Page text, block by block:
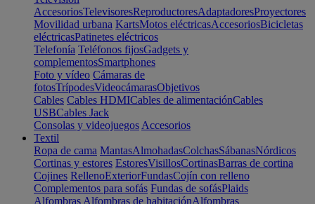
AccesoriosTelevisoresReproductoresAdaptadoresProyectores
Movilidad urbana KartsMotos eléctricasAccesoriosBicicletas
eléctricasPatinetes eléctricos
Telefonía Teléfonos fijosGadgets y
complementosSmartphones
Foto y vídeo Cámaras de
fotosTrípodesVideocámarasObjetivos
Cables Cables HDMICables de alimentaciónCables
USBCables Jack
Consolas y videojuegos Accesorios
Textil
Ropa de cama MantasAlmohadasColchasSábanasNórdicos
Cortinas y estores EstoresVisillosCortinasBarras de cortina
Cojines RellenoExteriorFundasCojín con relleno
Complementos para sofás Fundas de sofásPlaids
Alfombras Alfombras de habitaciónAlfombras